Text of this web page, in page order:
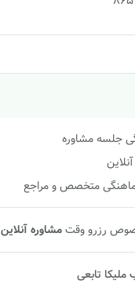
جلسه مشاوره
متخصص و مراجع
رزرو وقتمشاورهآنلاین
ملیکا تابعی